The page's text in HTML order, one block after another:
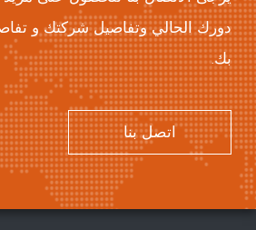
دورك الحالي وتفاصيل شركتك و
بك.
اتصل بنا